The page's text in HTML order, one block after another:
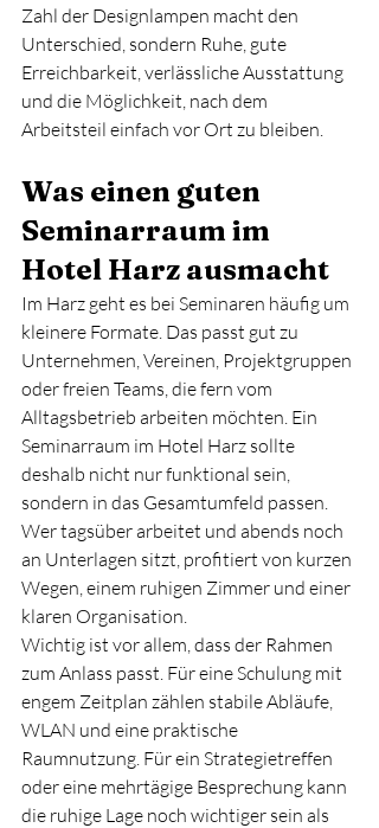
Zahl der Designlampen macht den
Unterschied, sondern Ruhe, gute
Erreichbarkeit, verlässliche Ausstattung
und die Möglichkeit, nach dem
Arbeitsteil einfach vor Ort zu bleiben.
Was einen guten
Seminarraum im
Hotel Harz ausmacht
Im Harz geht es bei Seminaren häufig um
kleinere Formate. Das passt gut zu
Unternehmen, Vereinen, Projektgruppen
oder freien Teams, die fern vom
Alltagsbetrieb arbeiten möchten. Ein
Seminarraum im Hotel Harz sollte
deshalb nicht nur funktional sein,
sondern in das Gesamtumfeld passen.
Wer tagsüber arbeitet und abends noch
an Unterlagen sitzt, profitiert von kurzen
Wegen, einem ruhigen Zimmer und einer
klaren Organisation.
Wichtig ist vor allem, dass der Rahmen
zum Anlass passt. Für eine Schulung mit
engem Zeitplan zählen stabile Abläufe,
WLAN und eine praktische
Raumnutzung. Für ein Strategietreffen
oder eine mehrtägige Besprechung kann
die ruhige Lage noch wichtiger sein als